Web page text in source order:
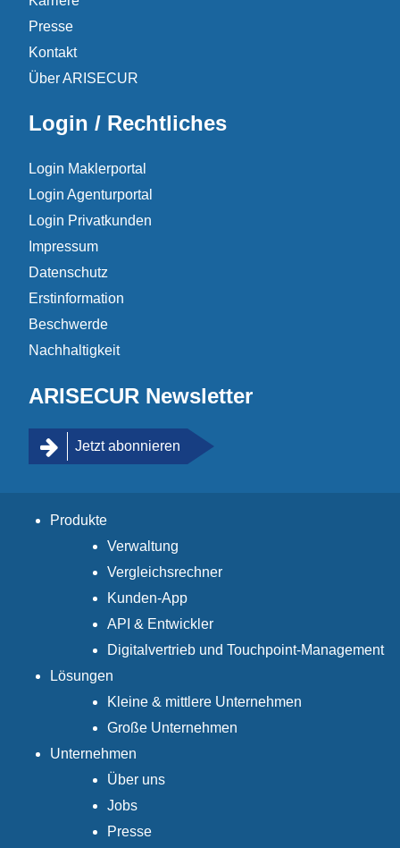
Presse
Kontakt
Über ARISECUR
Login / Rechtliches
Login Maklerportal
Login Agenturportal
Login Privatkunden
Impressum
Datenschutz
Erstinformation
Beschwerde
Nachhaltigkeit
ARISECUR Newsletter
Jetzt abonnieren
Produkte
Verwaltung
Vergleichsrechner
Kunden-App
API & Entwickler
Digitalvertrieb und Touchpoint-Management
Lösungen
Kleine & mittlere Unternehmen
Große Unternehmen
Unternehmen
Über uns
Jobs
Presse